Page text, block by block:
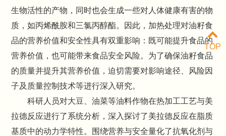
生物活性的产物，同时也会生成一些对人体健康有害的物
质，如丙烯酰胺和三氯丙醇酯。因此，加热处理对油籽食
品的营养价值和安全性具有双重影响：既可能提升食品的
营养价值，也可能带来食品安全风险。为了确保油籽食品
的质量并提升其营养价值，迫切需要对影响途径、风险因
子及质量控制技术等进行深入研究。
科研人员对大豆、油菜等油料作物在热加工工艺与美
拉德反应进行了系统分析，深入探讨了美拉德反应在脂质
基质中的动力学特性。围绕营养与安全量化了抗氧化剂与
TOP